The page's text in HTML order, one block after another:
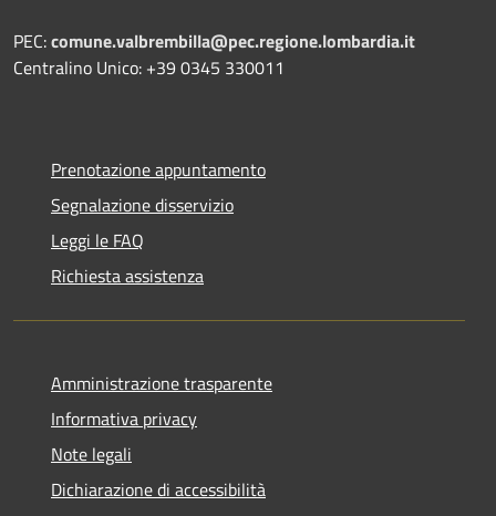
PEC:comune.valbrembilla@pec.regione.lombardia.it
Centralino Unico: +39 0345 330011
Prenotazione appuntamento
Segnalazione disservizio
Leggi le FAQ
Richiesta assistenza
Amministrazione trasparente
Informativa privacy
Note legali
Dichiarazione di accessibilità